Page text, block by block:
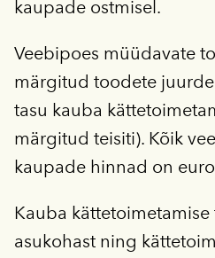
kaupade ostmisel.
Veebipoes müüdavate
märgitud toodete
tasu kauba
märgitud teisiti). Kõik
kaupade hinnad on
Kauba kättetoimetamise
asukohast ning